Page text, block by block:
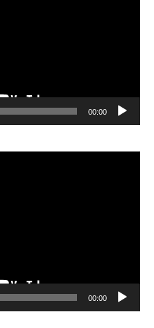
00:00
00:00